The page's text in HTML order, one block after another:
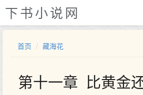
下书小说网
首页 藏海花
第十一章 比黄金